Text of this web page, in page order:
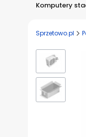
Komputery
Sprzetowo.pl